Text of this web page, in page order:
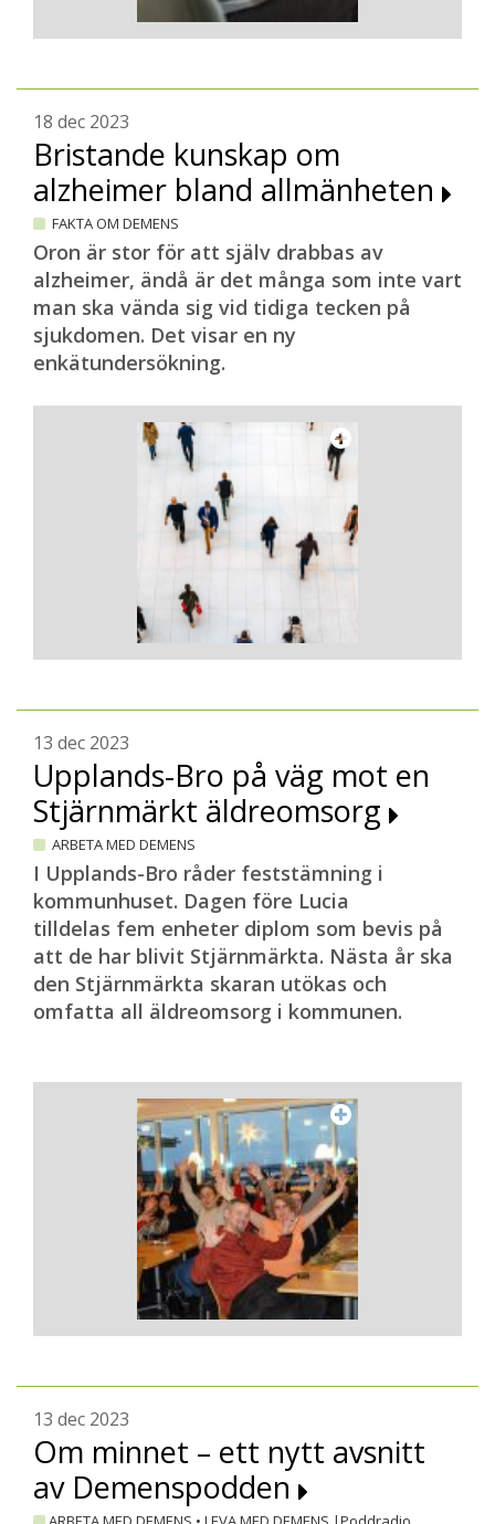
18 dec 2023
Bristande kunskap om
alzheimer bland allmänheten
FAKTA OM DEMENS
Oron är stor för att själv drabbas av
alzheimer, ändå är det många som inte vart
man ska vända sig vid tidiga tecken på
sjukdomen. Det visar en ny
enkätundersökning.
13 dec 2023
Upplands-Bro på väg mot en
Stjärnmärkt äldreomsorg
ARBETA MED DEMENS
I Upplands-Bro råder feststämning i
kommunhuset. Dagen före Lucia
tilldelas fem enheter diplom som bevis på
att de har blivit Stjärnmärkta. Nästa år ska
den Stjärnmärkta skaran utökas och
omfatta all äldreomsorg i kommunen.
13 dec 2023
Om minnet – ett nytt avsnitt
av Demenspodden